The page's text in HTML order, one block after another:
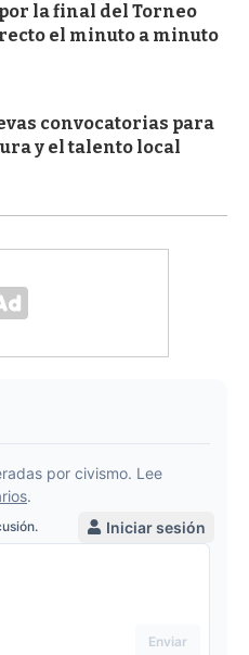
la final del Torneo
el minuto a minuto
convocatorias para
y el talento local